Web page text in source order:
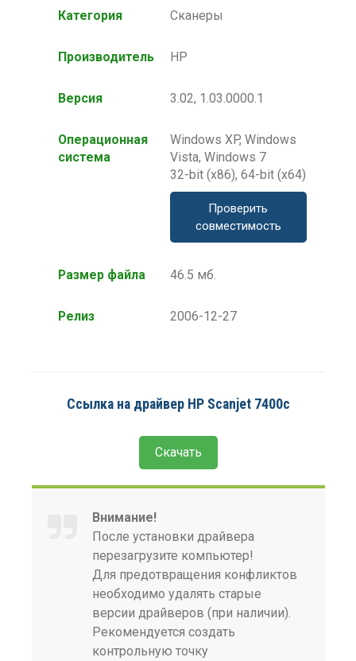
Категория Сканеры
Производитель HP
Версия 3.02, 1.03.0000.1
Операционная
система
Windows XP, Windows
Vista, Windows 7
32-bit (x86), 64-bit (x64)
Проверить
совместимость
Размер файла 46.5 мб.
Релиз 2006-12-27
Ссылка на драйвер HP Scanjet 7400c
Скачать
Внимание!
После установки драйвера
перезагрузите компьютер!
Для предотвращения конфликтов
необходимо удалять старые
версии драйверов (при наличии).
Рекомендуется создать
контрольную точку